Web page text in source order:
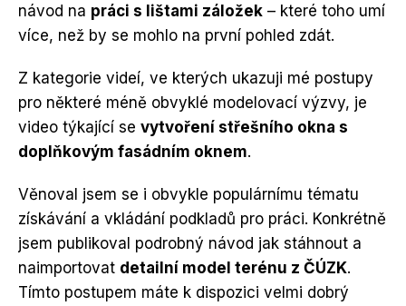
návod na práci s lištami záložek – které toho umí
více, než by se mohlo na první pohled zdát.
Z kategorie videí, ve kterých ukazuji mé postupy
pro některé méně obvyklé modelovací výzvy, je
video týkající se vytvoření střešního okna s
doplňkovým fasádním oknem.
Věnoval jsem se i obvykle populárnímu tématu
získávání a vkládání podkladů pro práci. Konkrétně
jsem publikoval podrobný návod jak stáhnout a
naimportovat detailní model terénu z ČÚZK.
Tímto postupem máte k dispozici velmi dobrý